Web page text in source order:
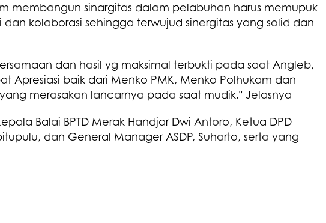
membangun sinargitas dalam pelabuhan harus memupuk
dan kolaborasi sehingga terwujud sinergitas yang solid dan
dan hasil yg maksimal terbukti pada saat Angleb,
Apresiasi baik dari Menko PMK, Menko Polhukam dan
merasakan lancarnya pada saat mudik." Jelasnya
Balai BPTD Merak Handjar Dwi Antoro, Ketua DPD
dan General Manager ASDP, Suharto, serta yang